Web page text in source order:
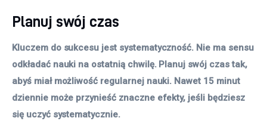
Planuj swój czas
Kluczem do sukcesu jest systematyczność. Nie ma sensu
odkładać nauki na ostatnią chwilę. Planuj swój czas tak,
abyś miał możliwość regularnej nauki. Nawet 15 minut
dziennie może przynieść znaczne efekty, jeśli będziesz
się uczyć systematycznie.